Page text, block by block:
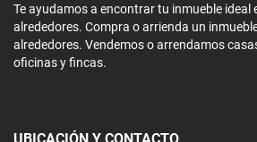
Te ayudamos a encontrar tu inmueble ideal
alrededores. Compra o arrienda un
alrededores. Vendemos o arrendamos
oficinas y fincas.
UBICACIÓN Y CONTACTO